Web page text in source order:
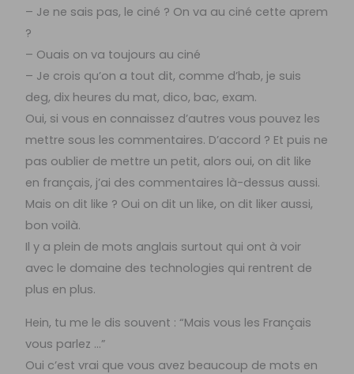
– Je ne sais pas, le ciné ? On va au ciné cette aprem
?
– Ouais on va toujours au ciné
– Je crois qu’on a tout dit, comme d’hab, je suis
deg, dix heures du mat, dico, bac, exam.
Oui, si vous en connaissez d’autres vous pouvez les
mettre sous les commentaires. D’accord ? Et puis ne
pas oublier de mettre un petit, alors oui, on dit like
en français, j’ai des commentaires là-dessus aussi.
Mais on dit like ? Oui on dit un like, on dit liker aussi,
bon voilà.
Il y a plein de mots anglais surtout qui ont à voir
avec le domaine des technologies qui rentrent de
plus en plus.
Hein, tu me le dis souvent : “Mais vous les Français
vous parlez …”
Oui c’est vrai que vous avez beaucoup de mots en